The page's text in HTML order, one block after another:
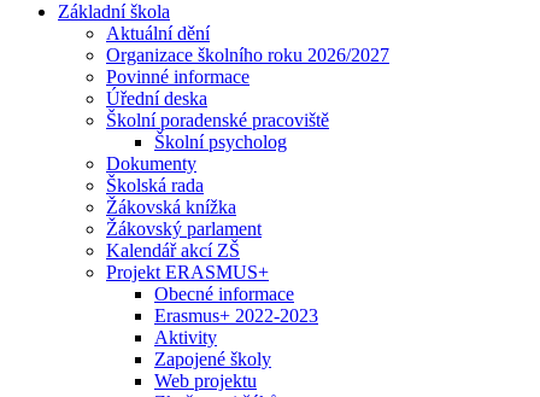
Základní škola
Aktuální dění
Organizace školního roku 2026/2027
Povinné informace
Úřední deska
Školní poradenské pracoviště
Školní psycholog
Dokumenty
Školská rada
Žákovská knížka
Žákovský parlament
Kalendář akcí ZŠ
Projekt ERASMUS+
Obecné informace
Erasmus+ 2022-2023
Aktivity
Zapojené školy
Web projektu